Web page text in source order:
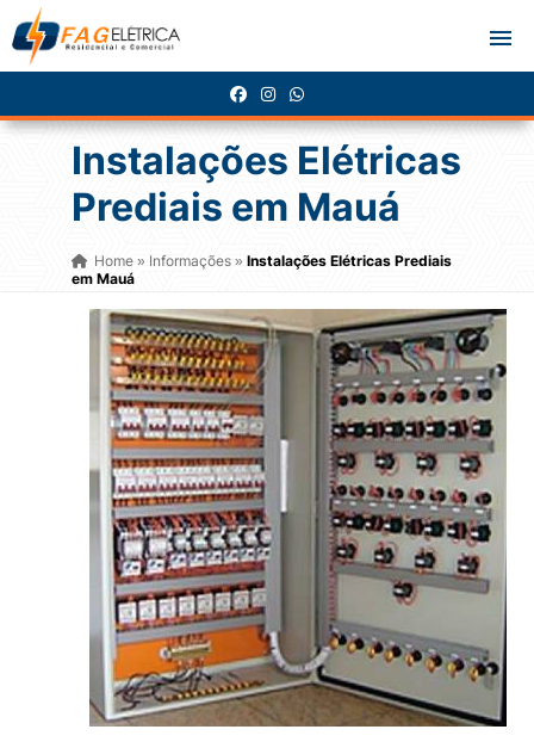
Instalações Elétricas
Prediais em Mauá
Home» Informações » Instalações Elétricas Prediais
em Mauá